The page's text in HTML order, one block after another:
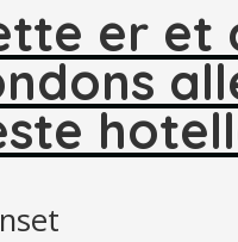
er et